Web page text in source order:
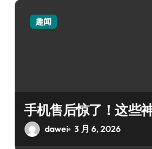
趣闻
手机售后惊了！这些
dawei 3 月 6, 2026